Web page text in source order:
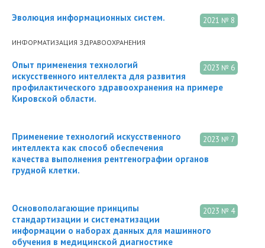
2021 № 8
Эволюция информационных систем.
ИНФОРМАТИЗАЦИЯ ЗДРАВООХРАНЕНИЯ
2023 № 6
Опыт применения технологий
искусственного интеллекта для развития
профилактического здравоохранения на примере
Кировской области.
2023 № 7
Применение технологий искусственного
интеллекта как способ обеспечения
качества выполнения рентгенографии органов
грудной клетки.
2023 № 4
Основополагающие принципы
стандартизации и систематизации
информации о наборах данных для машинного
обучения в медицинской диагностике